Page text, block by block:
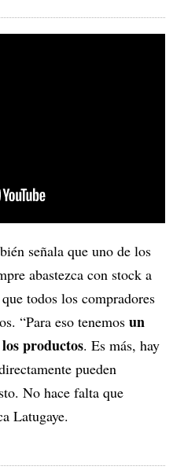
señala que uno de los
abastezca con stock a
todos los compradores
“Para eso tenemos un
productos. Es más, hay
pueden
No hace falta que
Latugaye.